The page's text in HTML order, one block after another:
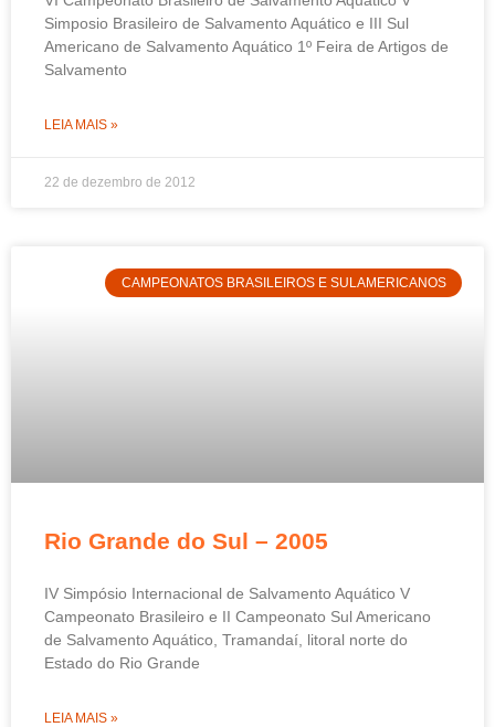
Simposio Brasileiro de Salvamento Aquático e III Sul
Americano de Salvamento Aquático 1º Feira de Artigos de
Salvamento
LEIA MAIS »
22 de dezembro de 2012
CAMPEONATOS BRASILEIROS E SULAMERICANOS
Rio Grande do Sul – 2005
IV Simpósio Internacional de Salvamento Aquático V
Campeonato Brasileiro e II Campeonato Sul Americano
de Salvamento Aquático, Tramandaí, litoral norte do
Estado do Rio Grande
LEIA MAIS »